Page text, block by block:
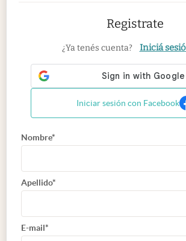
Registrate
¿Ya tenés cuenta? Iniciá
Iniciar sesión con Facebook
Nombre*
Apellido*
E-mail*